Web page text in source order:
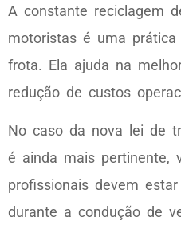
A constante reciclagem
motoristas é uma
frota. Ela ajuda na
redução de custos
No caso da nova lei de
é ainda mais pertinente,
profissionais devem
durante a condução de